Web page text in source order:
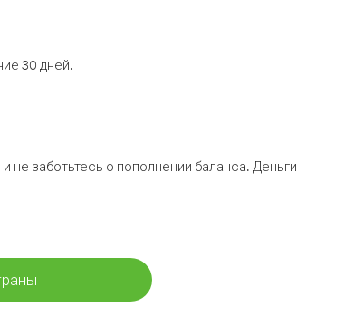
30 дней.
заботьтесь о пополнении баланса. Деньги